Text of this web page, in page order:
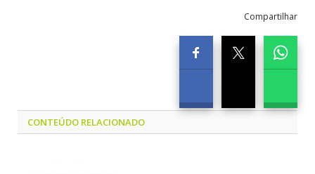
Compartilhar
CONTEÚDO RELACIONADO